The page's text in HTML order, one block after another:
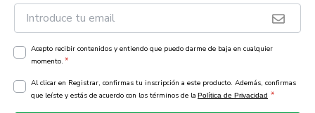
Acepto recibir contenidos y entiendo que puedo darme de baja en cualquier
momento. *
Al clicar en Registrar, confirmas tu inscripción a este producto. Además, confirmas
que leíste y estás de acuerdo con los términos de la Política de Privacidad *